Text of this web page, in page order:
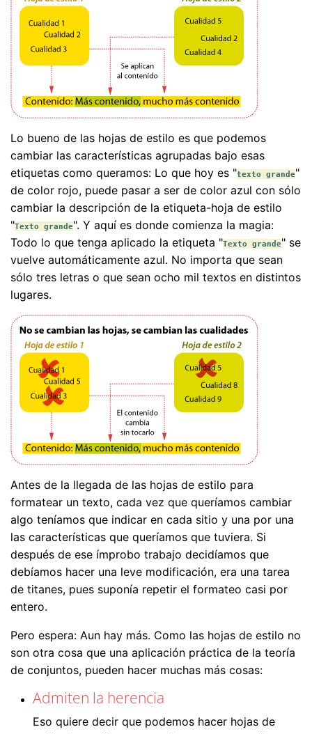
Lo bueno de las hojas de estilo es que podemos
cambiar las características agrupadas bajo esas
etiquetas como queramos: Lo que hoy es "texto grande"
de color rojo, puede pasar a ser de color azul con sólo
cambiar la descripción de la etiqueta-hoja de estilo
"Texto grande". Y aquí es donde comienza la magia:
Todo lo que tenga aplicado la etiqueta "Texto grande" se
vuelve automáticamente azul. No importa que sean
sólo tres letras o que sean ocho mil textos en distintos
lugares.
Antes de la llegada de las hojas de estilo para
formatear un texto, cada vez que queríamos cambiar
algo teníamos que indicar en cada sitio y una por una
las características que queríamos que tuviera. Si
después de ese ímprobo trabajo decidíamos que
debíamos hacer una leve modificación, era una tarea
de titanes, pues suponía repetir el formateo casi por
entero.
Pero espera: Aun hay más. Como las hojas de estilo no
son otra cosa que una aplicación práctica de la teoría
de conjuntos, pueden hacer muchas más cosas:
Admiten la herencia
Eso quiere decir que podemos hacer hojas de